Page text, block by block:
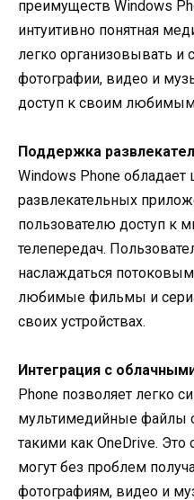
преимуществ Windows
интуитивно понятная
легко организовывать и
фотографии, видео и
доступ к своим
Поддержка
Windows Phone
развлекательных
пользователю доступ к
телепередач.
наслаждаться
любимые фильмы и
своих устройствах.
Интеграция с
Phone позволяет легко
мультимедийные файлы
такими как OneDrive. Это
могут без проблем
фотографиям, видео и